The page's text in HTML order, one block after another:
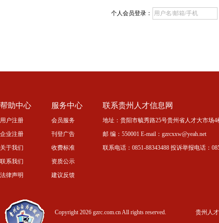
个人会员登录：
帮助中心
用户注册
企业注册
关于我们
联系我们
法律声明
服务中心
会员服务
刊登广告
收费标准
资质公示
建议反馈
联系贵州人才信息网
地址：贵阳市毓秀路25号贵州省人才大市场
邮 编：550001 E-mail：gzrcxxw@yeah.net
联系电话：0851-88343488 投诉举报电话：
Copyright 2026 gzrc.com.cn All rights reserved.
贵州人